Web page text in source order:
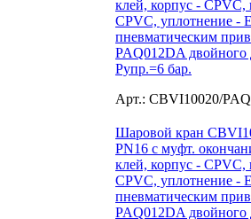
клей, корпус - CPVC,
CPVC, уплотнение -
пневматическим
PAQ012DA двойного
Рупр.=6 бар.
Арт.: CBVI10020/
Шаровой кран
PN16 с муфт.
клей, корпус - CPVC,
CPVC, уплотнение -
пневматическим
PAQ012DA двойного